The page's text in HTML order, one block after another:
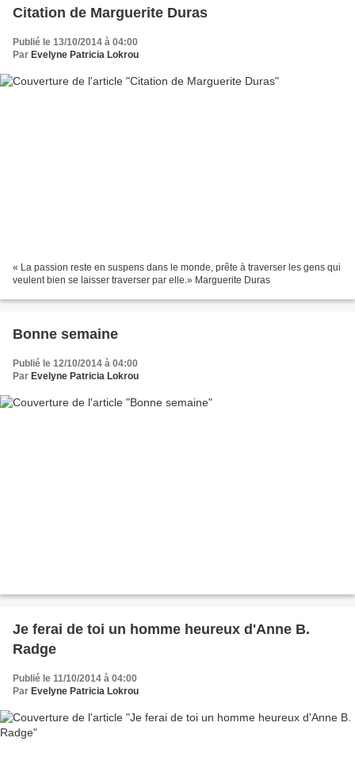
Citation de Marguerite Duras
Publié le 13/10/2014 à 04:00
Par Evelyne Patricia Lokrou
« La passion reste en suspens dans le monde, prête à traverser les gens qui
veulent bien se laisser traverser par elle.» Marguerite Duras
Bonne semaine
Publié le 12/10/2014 à 04:00
Par Evelyne Patricia Lokrou
Je ferai de toi un homme heureux d'Anne B.
Radge
Publié le 11/10/2014 à 04:00
Par Evelyne Patricia Lokrou